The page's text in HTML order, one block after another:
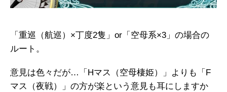
「重巡（航巡）×丁度2隻」or「空母系×3」の場合の
ルート。
意見は色々だが…「Hマス（空母棲姫）」よりも「F
マス（夜戦）」の方が楽という意見も耳にしますか